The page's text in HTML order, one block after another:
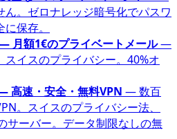
ん。ゼロナレッジ暗号化でパスワ
保存。
額1€のプライベートメール—
イスのプライバシー。40%オ
高速・安全・無料VPN — 数百
。スイスのプライバシー法、
サーバー。データ制限なしの無